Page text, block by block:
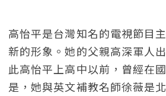
高怡平是台灣知名的電視節目
新的形象。她的父親高深軍人
此高怡平上高中以前，曾經在
是，她與英文補教名師徐薇是